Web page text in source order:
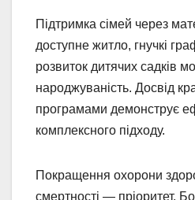
Підтримка сімей через
доступне житло, гнучкі
розвиток дитячих садків
народжуваність. Досвід
програмами демонструє
комплексного підходу.
Покращення охорони
смертності — пріоритет.